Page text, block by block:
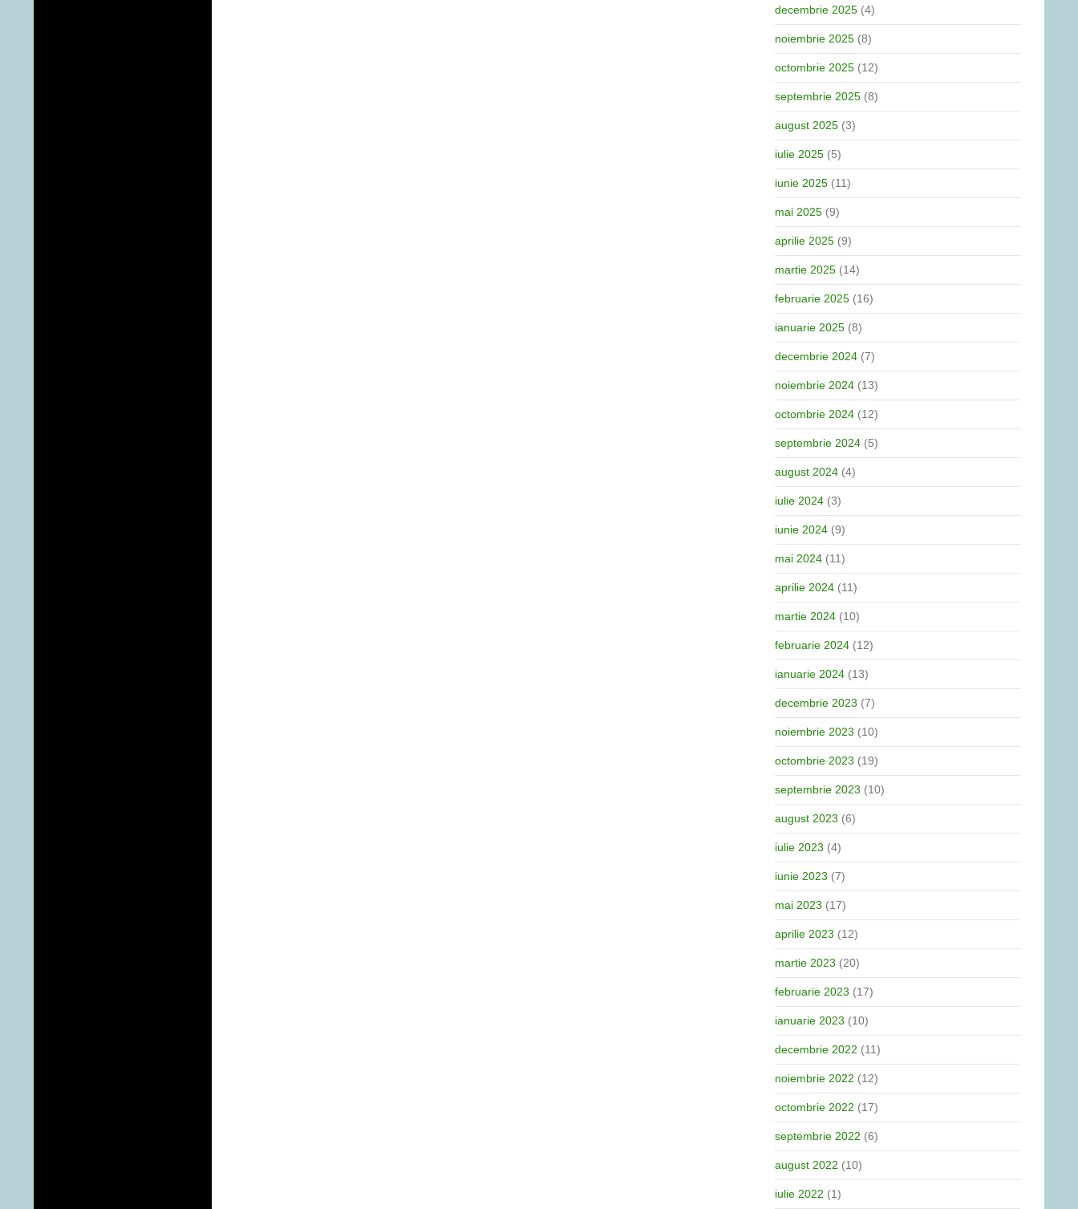
decembrie 2025 (4)
noiembrie 2025 (8)
octombrie 2025 (12)
septembrie 2025 (8)
august 2025 (3)
iulie 2025 (5)
iunie 2025 (11)
mai 2025 (9)
aprilie 2025 (9)
martie 2025 (14)
februarie 2025 (16)
ianuarie 2025 (8)
decembrie 2024 (7)
noiembrie 2024 (13)
octombrie 2024 (12)
septembrie 2024 (5)
august 2024 (4)
iulie 2024 (3)
iunie 2024 (9)
mai 2024 (11)
aprilie 2024 (11)
martie 2024 (10)
februarie 2024 (12)
ianuarie 2024 (13)
decembrie 2023 (7)
noiembrie 2023 (10)
octombrie 2023 (19)
septembrie 2023 (10)
august 2023 (6)
iulie 2023 (4)
iunie 2023 (7)
mai 2023 (17)
aprilie 2023 (12)
martie 2023 (20)
februarie 2023 (17)
ianuarie 2023 (10)
decembrie 2022 (11)
noiembrie 2022 (12)
octombrie 2022 (17)
septembrie 2022 (6)
august 2022 (10)
iulie 2022 (1)